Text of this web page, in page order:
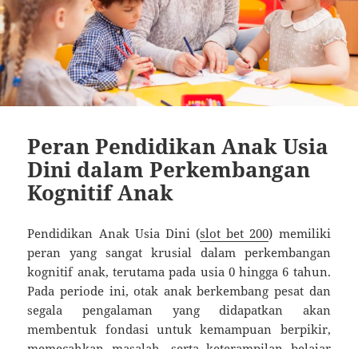
Peran Pendidikan Anak Usia
Dini dalam Perkembangan
Kognitif Anak
Pendidikan Anak Usia Dini (slot bet 200) memiliki
peran yang sangat krusial dalam perkembangan
kognitif anak, terutama pada usia 0 hingga 6 tahun.
Pada periode ini, otak anak berkembang pesat dan
segala pengalaman yang didapatkan akan
membentuk fondasi untuk kemampuan berpikir,